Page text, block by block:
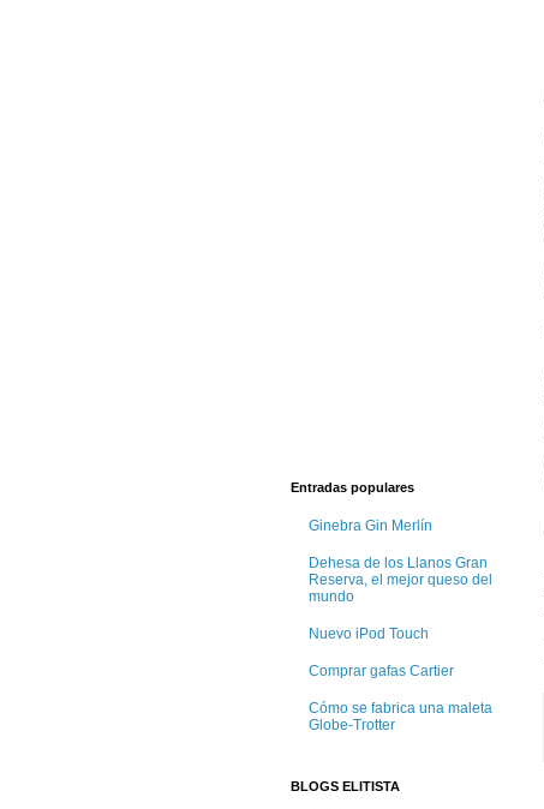
Entradas populares
Ginebra Gin Merlín
Dehesa de los Llanos Gran
Reserva, el mejor queso del
mundo
Nuevo iPod Touch
Comprar gafas Cartier
Cómo se fabrica una maleta
Globe-Trotter
BLOGS ELITISTA